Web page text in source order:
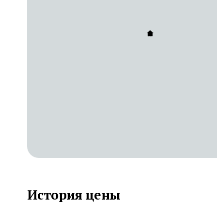
История цены